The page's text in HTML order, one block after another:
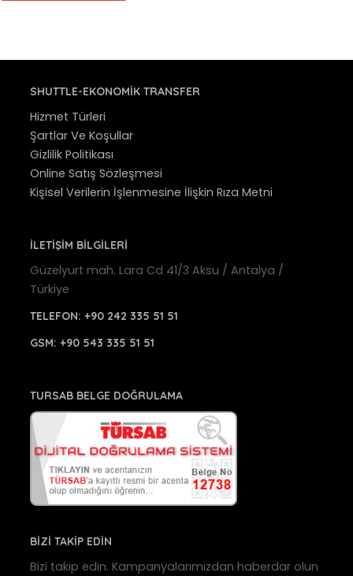
SHUTTLE-EKONOMIK TRANSFER
Hizmet Türleri
Şartlar Ve Koşullar
Gizlilik Politikası
Online Satış Sözleşmesi
Kişisel Verilerin İşlenmesine İlişkin Rıza Metni
İLETİŞİM BİLGİLERİ
Güzelyurt mah. Lara Cd 41/3 Aksu / Antalya /
Türkiye
TELEFON: +90 242 335 51 51
GSM: +90 543 335 51 51
TURSAB BELGE DOĞRULAMA
BİZİ TAKİP EDİN
Bizi takip edin. Kampanyalarımızdan haberdar olun